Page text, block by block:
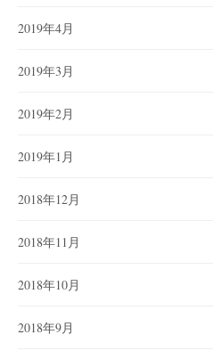
2019年4月
2019年3月
2019年2月
2019年1月
2018年12月
2018年11月
2018年10月
2018年9月